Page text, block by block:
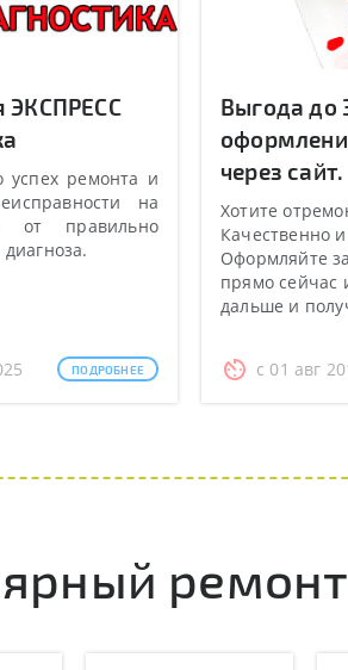
ЭКСПРЕСС
успех ремонта и
на
от правильно
ПОДРОБНЕЕ
Выгода до
через сайт.
Хотите
Качественно
Оформляйте
прямо сейчас
дальше и
с 01 авг